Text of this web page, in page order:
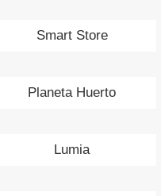
Smart Store
Planeta Huerto
Lumia